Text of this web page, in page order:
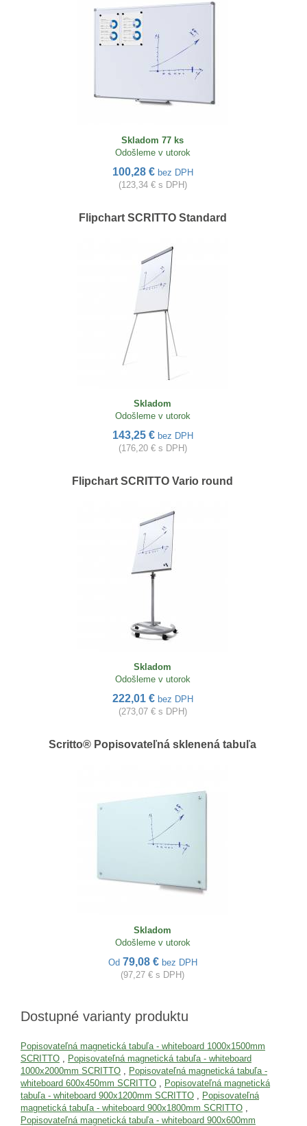
Skladom 77 ks
Odošleme v utorok
100,28 € bez DPH
(123,34 € s DPH)
Flipchart SCRITTO Standard
Skladom
Odošleme v utorok
143,25 € bez DPH
(176,20 € s DPH)
Flipchart SCRITTO Vario round
Skladom
Odošleme v utorok
222,01 € bez DPH
(273,07 € s DPH)
Scritto® Popisovateľná sklenená tabuľa
Skladom
Odošleme v utorok
Od 79,08 € bez DPH
(97,27 € s DPH)
Dostupné varianty produktu
Popisovateľná magnetická tabuľa - whiteboard 1000x1500mm
SCRITTO
Popisovateľná magnetická tabuľa - whiteboard
1000x2000mm SCRITTO
Popisovateľná magnetická tabuľa -
whiteboard 600x450mm SCRITTO
Popisovateľná magnetická
tabuľa - whiteboard 900x1200mm SCRITTO
Popisovateľná
magnetická tabuľa - whiteboard 900x1800mm SCRITTO
Popisovateľná magnetická tabuľa - whiteboard 900x600mm